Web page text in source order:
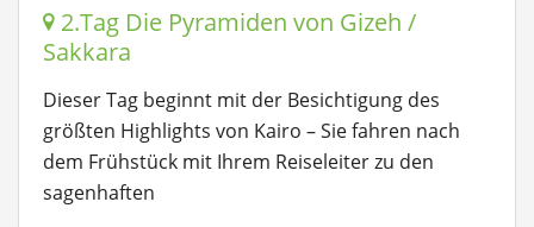
2.Tag Die Pyramiden von Gizeh /
Sakkara
Dieser Tag beginnt mit der Besichtigung des
größten Highlights von Kairo – Sie fahren nach
dem Frühstück mit Ihrem Reiseleiter zu den
sagenhaften